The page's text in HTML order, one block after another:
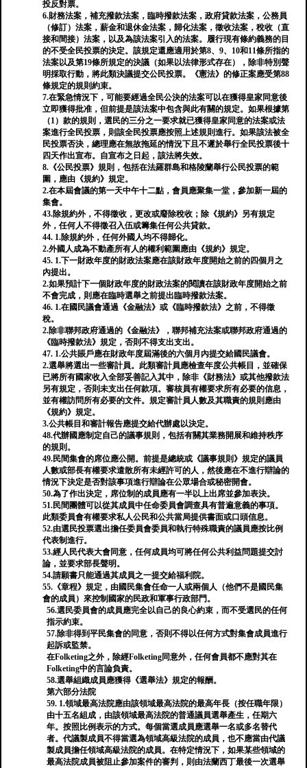
投反對票。
6.財務法案，補充撥款法案，臨時撥款法案，政府貸款法案，公務員
（修訂）法案，薪金和退休金法案，歸化法案，徵收法案，稅收（直
接和間接）法案，以及為該法案引入的法案。履行現有條約義務的目
的不受全民投票的決定。該規定還應適用於第8、9、10和11條所指的
法案以及第19條所規定的決議（如果以法律形式存在），除非特別聲
明採取行動，將此類決議提交公民投票。《憲法》的修正案應受第88
條規定的規則約束。
7.在緊急情況下，可能要經過全民公決的法案可以在獲得皇家同意後
立即獲得批准，但前提是該法案中包含與此有關的規定。如果根據第
（1）款的規則，選民的三分之一要求就已獲得皇家同意的法案或法
案進行全民投票，則該全民投票應按照上述規則進行。如果該法被全
民投票否決，總理應在無故拖延的情況下且不遲於舉行全民投票後十
四天作出宣布。自宣布之日起，該法將失效。
8.《公民投票》規則，包括在法羅群島和格陵蘭舉行公民投票的範
圍，應由《規約》規定。
2.在本屆會議的第一天中午十二點，會員應聚集一堂，參加新一屆的
集會。
43.除規約外，不得徵收，更改或廢除稅收；除《規約》另有規定
外，任何人不得徵召入伍或籌集任何公共貸款。
44. 1.除規約外，任何外國人均不得歸化。
2.外國人成為不動產所有人的權利範圍應由《規約》規定。
45. 1.下一財政年度的財政法案應在該財政年度開始之前的四個月之
內提出。
2.如果預計下一個財政年度的財政法案的閱讀在該財政年度開始之前
不會完成，則應在臨時選舉之前提出臨時撥款法案。
46. 1.在國民議會通過《金融法》或《臨時撥款法》之前，不得徵
稅。
2.除非聯邦政府通過的《金融法》，聯邦補充法案或聯邦政府通過的
《臨時撥款法》規定，否則不得支出支出。
47. 1.公共賬戶應在財政年度屆滿後的六個月內提交給國民議會。
2.選舉將選出一些審計員。此類審計員應檢查年度公共帳目，並確保
已將所有國家收入全部妥善記入其中，除非《財務法》或其他撥款法
另有規定，否則未支出任何款項。審核員有權要求所有必要的信息，
並有權訪問所有必要的文件。規定審計員人數及其職責的規則應由
《規約》規定。
3.公共帳目和審計報告應提交給代辦處以決定。
48.代辦國應制定自己的議事規則，包括有關其業務開展和維持秩序
的規則。
49.民間集會的席位應公開。前提是總統或《議事規則》規定的議員
人數或部長有權要求遣散所有未經許可的人，然後應在不進行辯論的
情況下決定是否對該事項進行辯論在公眾場合或秘密開會。
50.為了作出決定，席位制的成員應有一半以上出席並參加表決。
51.民間團體可以從其成員中任命委員會調查具有普遍意義的事項。
此類委員會有權要求私人公民和公共當局提供書面或口頭信息。
52.由選民投票選出擔任委員會委員和執行特殊職責的議員應按比例
代表制進行。
53.經人民代表大會同意，任何成員均可將任何公共利益問題提交討
論，並要求部長聲明。
54.請願書只能通過其成員之一提交給福利院。
55.《章程》規定，由國民集會任命一人或兩個人（他們不是國民集
會的成員）來控制國家的民政和軍事行政部門。
56.選民委員會的成員應完全以自己的良心約束，而不受選民的任何
指示約束。
57.除非得到平民集會的同意，否則不得以任何方式對集會成員進行
起訴或監禁。
在Folketing之外，除經Folketing同意外，任何會員都不應對其在
Folketing中的言論負責。
58.選舉組織成員應獲得《選舉法》規定的報酬。
第六部分法院
59. 1.領域最高法院應由該領域最高法院的最高年長（按任職年限）
由十五名組成，由該領域最高法院的普通議員選舉產生，任期六
年。按照比例表示的方式。每個當選成員應選舉一名或多名替代
者。代議製成員不得當選為領域高級法院的成員，也不應當由代議
製成員擔任領域高級法院的成員。在特定情況下，如果某些領域的
最高法院成員被阻止參加案件的審判，則由法蘭西丁最後一次選舉